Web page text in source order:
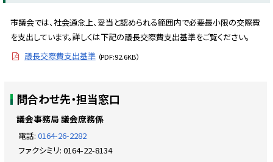
プ
に
る
市議会では、社会通念上、妥当と認められる範囲内で必要最小限の交際費
を支出しています。詳しくは下記の議長交際費支出基準をご覧ください。
議長交際費支出基準 （PDF:92.6KB）
ッ
プ
問合わせ先・担当窓口
議会事務局 議会庶務係
電話: 0164-26-2282
ファクシミリ: 0164-22-8134